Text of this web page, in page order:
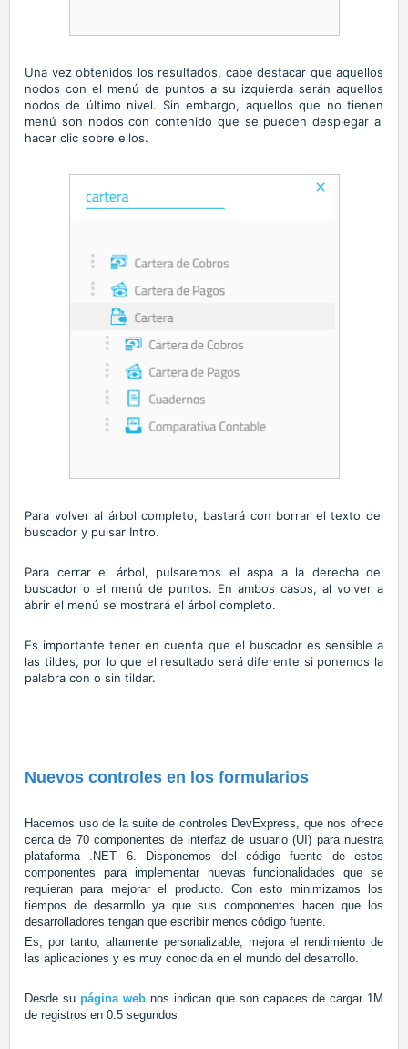
Una vez obtenidos los resultados, cabe destacar que aquellos
nodos con el menú de puntos a su izquierda serán aquellos
nodos de último nivel. Sin embargo, aquellos que no tienen
menú son nodos con contenido que se pueden desplegar al
hacer clic sobre ellos.
Para volver al árbol completo, bastará con borrar el texto del
buscador y pulsar Intro.
Para cerrar el árbol, pulsaremos el aspa a la derecha del
buscador o el menú de puntos. En ambos casos, al volver a
abrir el menú se mostrará el árbol completo.
Es importante tener en cuenta que el buscador es sensible a
las tildes, por lo que el resultado será diferente si ponemos la
palabra con o sin tildar.
Nuevos controles en los formularios
Hacemos uso de la suite de controles DevExpress, que nos ofrece
cerca de 70 componentes de interfaz de usuario (UI) para nuestra
plataforma .NET 6. Disponemos del código fuente de estos
componentes para implementar nuevas funcionalidades que se
requieran para mejorar el producto. Con esto minimizamos los
tiempos de desarrollo ya que sus componentes hacen que los
desarrolladores tengan que escribir menos código fuente.
Es, por tanto, altamente personalizable, mejora el rendimiento de
las aplicaciones y es muy conocida en el mundo del desarrollo.
Desde su página web nos indican que son capaces de cargar 1M
de registros en 0.5 segundos